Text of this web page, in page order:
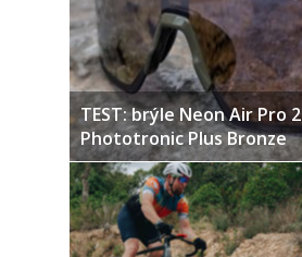
TEST: brýle Neon Air Pro
Phototronic Plus Bronze